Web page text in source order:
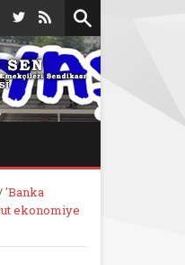
'Banka
ekonomiye